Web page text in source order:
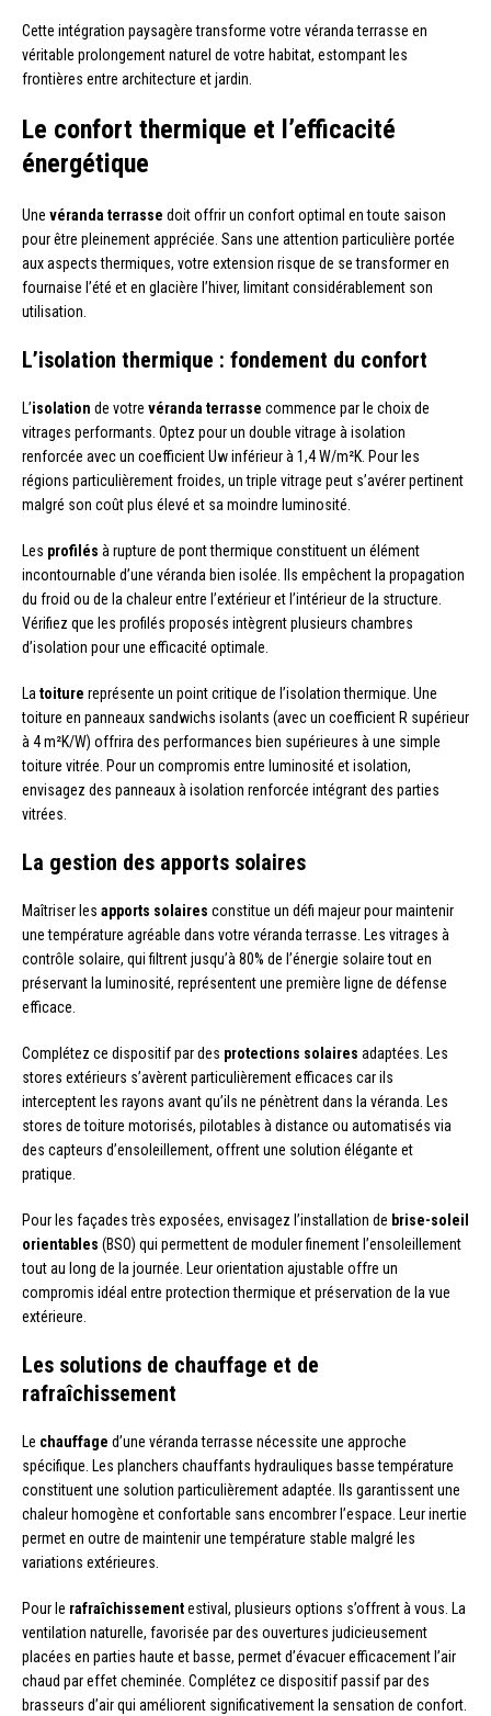
Cette intégration paysagère transforme votre véranda terrasse en
véritable prolongement naturel de votre habitat, estompant les
frontières entre architecture et jardin.
Le confort thermique et l’efficacité
énergétique
Une véranda terrasse doit offrir un confort optimal en toute saison
pour être pleinement appréciée. Sans une attention particulière portée
aux aspects thermiques, votre extension risque de se transformer en
fournaise l’été et en glacière l’hiver, limitant considérablement son
utilisation.
L’isolation thermique : fondement du confort
L’isolation de votre véranda terrasse commence par le choix de
vitrages performants. Optez pour un double vitrage à isolation
renforcée avec un coefficient Uw inférieur à 1,4 W/m²K. Pour les
régions particulièrement froides, un triple vitrage peut s’avérer pertinent
malgré son coût plus élevé et sa moindre luminosité.
Les profilés à rupture de pont thermique constituent un élément
incontournable d’une véranda bien isolée. Ils empêchent la propagation
du froid ou de la chaleur entre l’extérieur et l’intérieur de la structure.
Vérifiez que les profilés proposés intègrent plusieurs chambres
d’isolation pour une efficacité optimale.
La toiture représente un point critique de l’isolation thermique. Une
toiture en panneaux sandwichs isolants (avec un coefficient R supérieur
à 4 m²K/W) offrira des performances bien supérieures à une simple
toiture vitrée. Pour un compromis entre luminosité et isolation,
envisagez des panneaux à isolation renforcée intégrant des parties
vitrées.
La gestion des apports solaires
Maîtriser les apports solaires constitue un défi majeur pour maintenir
une température agréable dans votre véranda terrasse. Les vitrages à
contrôle solaire, qui filtrent jusqu’à 80% de l’énergie solaire tout en
préservant la luminosité, représentent une première ligne de défense
efficace.
Complétez ce dispositif par des protections solaires adaptées. Les
stores extérieurs s’avèrent particulièrement efficaces car ils
interceptent les rayons avant qu’ils ne pénètrent dans la véranda. Les
stores de toiture motorisés, pilotables à distance ou automatisés via
des capteurs d’ensoleillement, offrent une solution élégante et
pratique.
Pour les façades très exposées, envisagez l’installation de brise-soleil
orientables (BSO) qui permettent de moduler finement l’ensoleillement
tout au long de la journée. Leur orientation ajustable offre un
compromis idéal entre protection thermique et préservation de la vue
extérieure.
Les solutions de chauffage et de
rafraîchissement
Le chauffage d’une véranda terrasse nécessite une approche
spécifique. Les planchers chauffants hydrauliques basse température
constituent une solution particulièrement adaptée. Ils garantissent une
chaleur homogène et confortable sans encombrer l’espace. Leur inertie
permet en outre de maintenir une température stable malgré les
variations extérieures.
Pour le rafraîchissementestival, plusieurs options s’offrent à vous. La
ventilation naturelle, favorisée par des ouvertures judicieusement
placées en parties haute et basse, permet d’évacuer efficacement l’air
chaud par effet cheminée. Complétez ce dispositif passif par des
brasseurs d’air qui améliorent significativement la sensation de confort.